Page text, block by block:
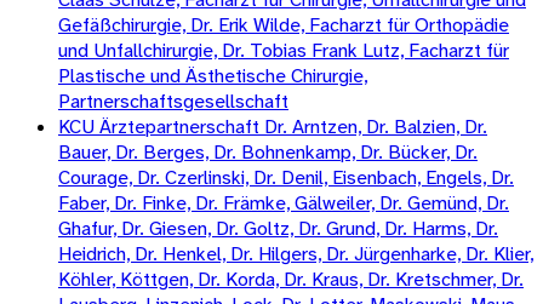
Gefäßchirurgie, Dr. Erik Wilde, Facharzt für Orthopädie
und Unfallchirurgie, Dr. Tobias Frank Lutz, Facharzt für
Plastische und Ästhetische Chirurgie,
Partnerschaftsgesellschaft
KCU Ärztepartnerschaft Dr. Arntzen, Dr. Balzien, Dr.
Bauer, Dr. Berges, Dr. Bohnenkamp, Dr. Bücker, Dr.
Courage, Dr. Czerlinski, Dr. Denil, Eisenbach, Engels, Dr.
Faber, Dr. Finke, Dr. Främke, Gälweiler, Dr. Gemünd, Dr.
Ghafur, Dr. Giesen, Dr. Goltz, Dr. Grund, Dr. Harms, Dr.
Heidrich, Dr. Henkel, Dr. Hilgers, Dr. Jürgenharke, Dr. Klier,
Köhler, Köttgen, Dr. Korda, Dr. Kraus, Dr. Kretschmer, Dr.